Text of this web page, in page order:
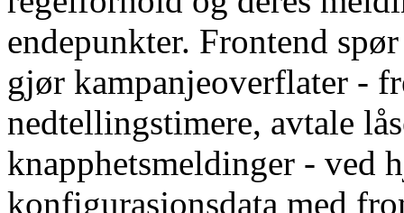
endepunkter. Frontend
gjør kampanjeoverflater -
nedtellingstimere, avtale
knapphetsmeldinger - ved
konfigurasjonsdata med